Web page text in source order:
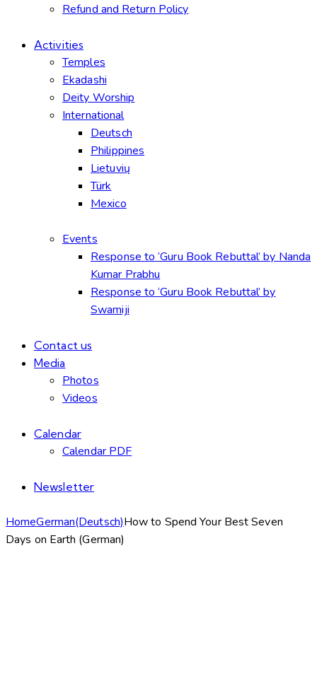
Refund and Return Policy
Activities
Temples
Ekadashi
Deity Worship
International
Deutsch
Philippines
Lietuvių
Türk
Mexico
Events
Response to ‘Guru Book Rebuttal’ by Nanda
Kumar Prabhu
Response to ‘Guru Book Rebuttal’ by
Swamiji
Contact us
Media
Photos
Videos
Calendar
Calendar PDF
Newsletter
HomeGerman(Deutsch)How to Spend Your Best Seven
Days on Earth (German)